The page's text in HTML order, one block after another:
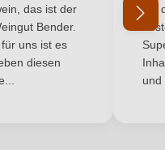
Italien
DOC
mein Passwort vergessen
das ist der
Bender.
uns ist es
diesen
mit
und